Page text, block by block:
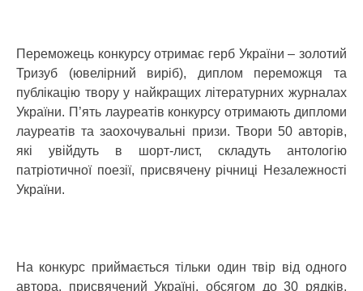
Переможець конкурсу отримає герб України – золотий
Тризуб (ювелірний виріб), диплом переможця та
публікацію твору у найкращих літературних журналах
України. П’ять лауреатів конкурсу отримають дипломи
лауреатів та заохочувальні призи. Твори 50 авторів,
які увійдуть в шорт-лист, складуть антологію
патріотичної поезії, присвячену річниці Незалежності
України.
На конкурс приймається тільки один твір від одного
автора, присвячений Україні, обсягом до 30 рядків.